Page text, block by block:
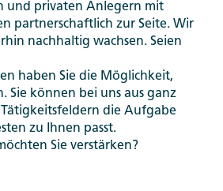
und privaten Anlegern mit
partnerschaftlich zur Seite. Wir
nachhaltig wachsen. Seien
haben Sie die Möglichkeit,
Sie können bei uns aus ganz
die Aufgabe
zu Ihnen passt.
Sie verstärken?